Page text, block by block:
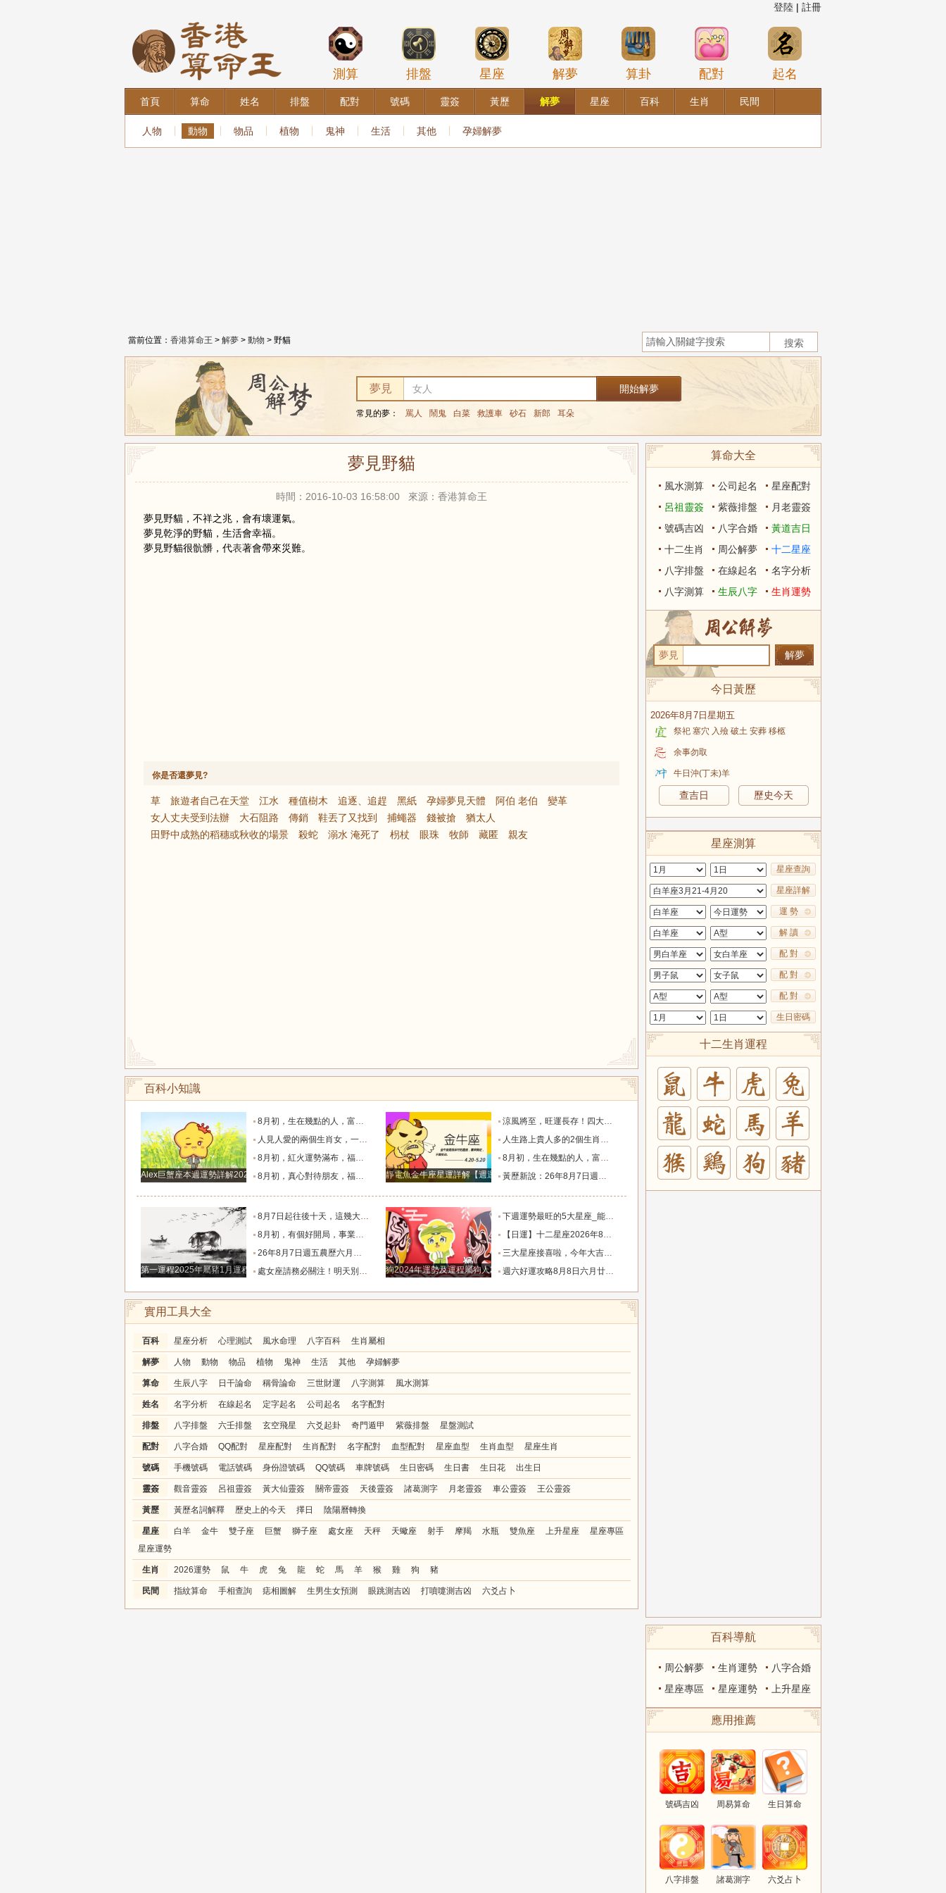
登陸 | 註冊
測算 排盤 星座 解夢 算卦 配對 起名
首頁 算命 姓名 排盤 配對 號碼 靈簽 黃歷 解夢 星座 百科 生肖 民間
人物 動物 物品 植物 鬼神 生活 其他 孕婦解夢
當前位置： 香港算命王 > 解夢 > 動物 > 野貓
夢見
常見的夢： 罵人 鬧鬼 白菜 救護車 砂石 新郎 耳朵
夢見野貓
時間：2016-10-03 16:58:00 來源：香港算命王
夢見野貓，不祥之兆，會有壞運氣。
夢見乾淨的野貓，生活會幸福。
夢見野貓很骯髒，代表著會帶來災難。
你是否還夢見?
草 旅遊者自己在天堂 江水 種值樹木 追逐、追趕 黑紙 孕婦夢見天體 阿伯 老伯
變革
女人丈夫受到法辦
大石阻路 傳銷 鞋丟了又找到 捕蠅器 錢被搶
猶太人
田野中成熟的稻穗或秋收的場景
殺蛇 溺水 淹死了 枴杖 眼珠 牧師 藏匿 親友
百科小知識
Alex巨蟹座本週運勢詳解2024.12.23-12.29
8月初，生在幾點的人，富有才情，桃花旺盛，和氣生財過一生_天秤座_獅子座_關係
人見人愛的兩個生肖女，一生追求者最多，堪稱萬人迷！_智慧_啟示_都能
8月初，紅火運勢滿布，福氣源源不斷的四個星座，日子美滿_朋友_獅子座_雙子座
8月初，真心對待朋友，福氣不缺，事業和生意蒸蒸日上的四個星座_合作中_金牛座_雙子座
靜電魚金牛座星運詳解【週運2024年12月9日-12月15日】
涼風將至，旺運長存！四大生肖的福氣要陪他們走過四季輪回_葉常青_守護_季節
人生路上貴人多的2個生肖女，紅火財運在身，擁有美滿愛情！_生活_總能_事業
8月初，生在幾點的人，富有才情，桃花旺盛，和氣生財過一生_天秤座_獅子座_關係
黃歷新說：26年8月7日週五農歷六月廿五，十二生肖宜忌吉兇早知道_吉神_日子_朋友
第一運程2025年屬豬1月運程解析
8月7日起往後十天，這幾大生肖財神安穩落座，聚財納福家底日漸變得厚實富足_池池_財運_時間
8月初，有個好開局，事業賺錢多，升職快，福氣指數高的4個星座_財運亨通_獅子座_天蠍座
26年8月7日週五農歷六月廿五十二生肖運勢及注意事項_工作_話說_生活
處女座請務必關注！明天別再自我委屈，趕走爛桃花和破財的陰霾！_宇宙_機會_方也會
狗2024年運勢及運程屬狗人2024運勢好嗎
下週運勢最旺的5大星座_能量_木星_獅子座
【日運】十二星座2026年8月8日運勢播報_方面_感情_工作時
三大星座接喜啦，今年大吉大利，財氣逼人，榮華富貴擋不住。_天蠍座_財富_智慧
週六好運攻略8月8日六月廿六，十二生肖運勢及注意事項_調和_衣飾_事務
實用工具大全
百科 星座分析 心理測試 風水命理 八字百科 生肖屬相
解夢 人物 動物 物品 植物 鬼神 生活 其他 孕婦解夢
算命 生辰八字 日干論命 稱骨論命 三世財運 八字測算 風水測算
姓名 名字分析 在線起名 定字起名 公司起名 名字配對
排盤 八字排盤 六壬排盤 玄空飛星 六爻起卦 奇門遁甲 紫薇排盤 星盤測試
配對 八字合婚 QQ配對 星座配對 生肖配對 名字配對 血型配對 星座血型 生肖血型 星座生肖
號碼 手機號碼 電話號碼 身份證號碼 QQ號碼 車牌號碼 生日密碼 生日書 生日花 出生日
靈簽 觀音靈簽 呂祖靈簽 黃大仙靈簽 關帝靈簽 天後靈簽 諸葛測字 月老靈簽 車公靈簽 王公靈簽
黃歷 黃歷名詞解釋 歷史上的今天 擇日 陰陽曆轉換
星座 白羊 金牛 雙子座 巨蟹 獅子座 處女座 天秤 天蠍座 射手 摩羯 水瓶 雙魚座 上升星座
星座專區
星座運勢
生肖 2026運勢 鼠 牛 虎 兔 龍 蛇 馬 羊 猴 雞 狗 豬
民間 指紋算命 手相查詢 痣相圖解 生男生女預測 眼跳測吉凶 打噴嚏測吉凶 六爻占卜
算命大全
風水測算 公司起名
星座配對
呂祖靈簽
紫薇排盤
月老靈簽
號碼吉凶
八字合婚
黃道吉日
十二生肖
周公解夢
十二星座
八字排盤
在線起名
名字分析
八字測算
生辰八字 生肖運勢
夢見
今日黃歷
2026年8月7日星期五
祭祀 塞穴 入殮 破土 安葬 移柩
余事勿取
牛日沖(丁未)羊
查吉日 歷史今天
星座測算
星座查詢
星座詳解
運 勢
解 讀
配 對
配 對
配 對
生日密碼
十二生肖運程
猴 雞 狗
百科導航
周公解夢 生肖運勢
八字合婚
星座專區
星座運勢 上升星座
應用推薦
號碼吉凶 周易算命 生日算命
八字排盤 諸葛測字 六爻占卜